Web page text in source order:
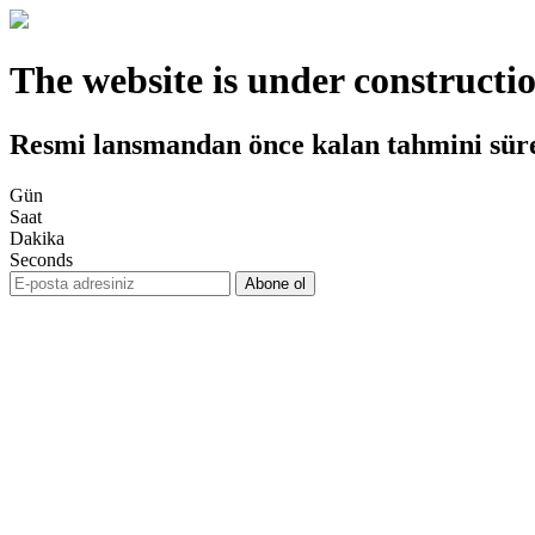
The website is under
Resmi lansmandan önce kalan tahmini
Gün
Saat
Dakika
Seconds